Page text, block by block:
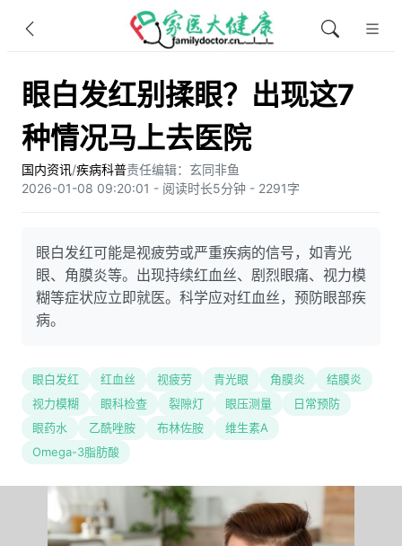
眼白发红别揉眼？出现这7
种情况马上去医院
国内资讯/疾病科普责任编辑：玄同非鱼​
2026-01-08 09:20:01 - 阅读时长5分钟 - 2291字
眼白发红可能是视疲劳或严重疾病的信号，如青光
眼、角膜炎等。出现持续红血丝、剧烈眼痛、视力模
糊等症状应立即就医。科学应对红血丝，预防眼部疾
病。
眼白发红 红血丝 视疲劳 青光眼 角膜炎
结膜炎
视力模糊
眼科检查 裂隙灯 眼压测量
日常预防
眼药水
乙酰唑胺 布林佐胺
维生素A
Omega-3脂肪酸